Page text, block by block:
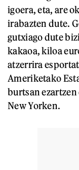
igoera, eta, are
irabazten dute.
gutxiago dute
kakaoa, kiloa
atzerrira
Ameriketako
burtsan
New Yorken.